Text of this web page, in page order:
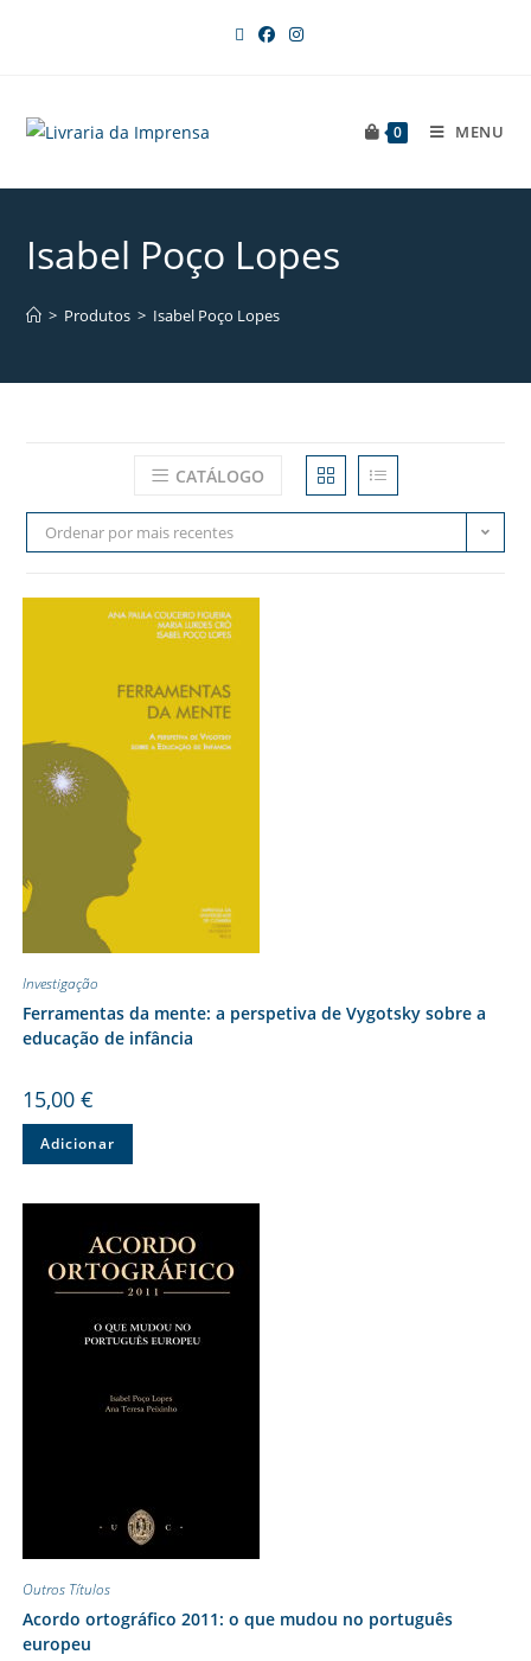
0 MENU
Isabel Poço Lopes
> Produtos > Isabel Poço Lopes
CATÁLOGO
Ordenar por mais recentes
Investigação
Ferramentas da mente: a perspetiva de Vygotsky sobre a
educação de infância
15,00 €
Adicionar
Outros Títulos
Acordo ortográfico 2011: o que mudou no português
europeu